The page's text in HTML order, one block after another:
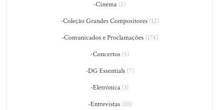
-Cinema (5)
-Coleção Grandes Compositores(12)
-Comunicados e Proclamações(174)
-Concertos(5)
-DG Essentials(7)
-Eletrônica (3)
-Entrevistas(10)